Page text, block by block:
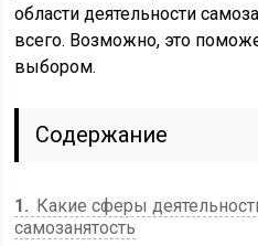
области деятельности
всего. Возможно, это
выбором.
Содержание
1
Какие сферы
самозанятость